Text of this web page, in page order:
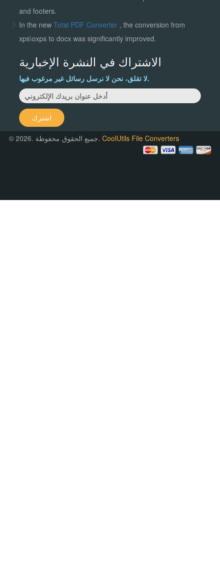
and footers.
In the new Total PDF Converter , the conversion from
xps\oxps to docx was significantly improved.
الاشتراك في النشرة الإخبارية
لا تقلق، نحن لا نرسل رسائل غير مرغوب فيها.
اشترك
© 2026. جميع الحقوق محفوظة.CoolUtils File Converters